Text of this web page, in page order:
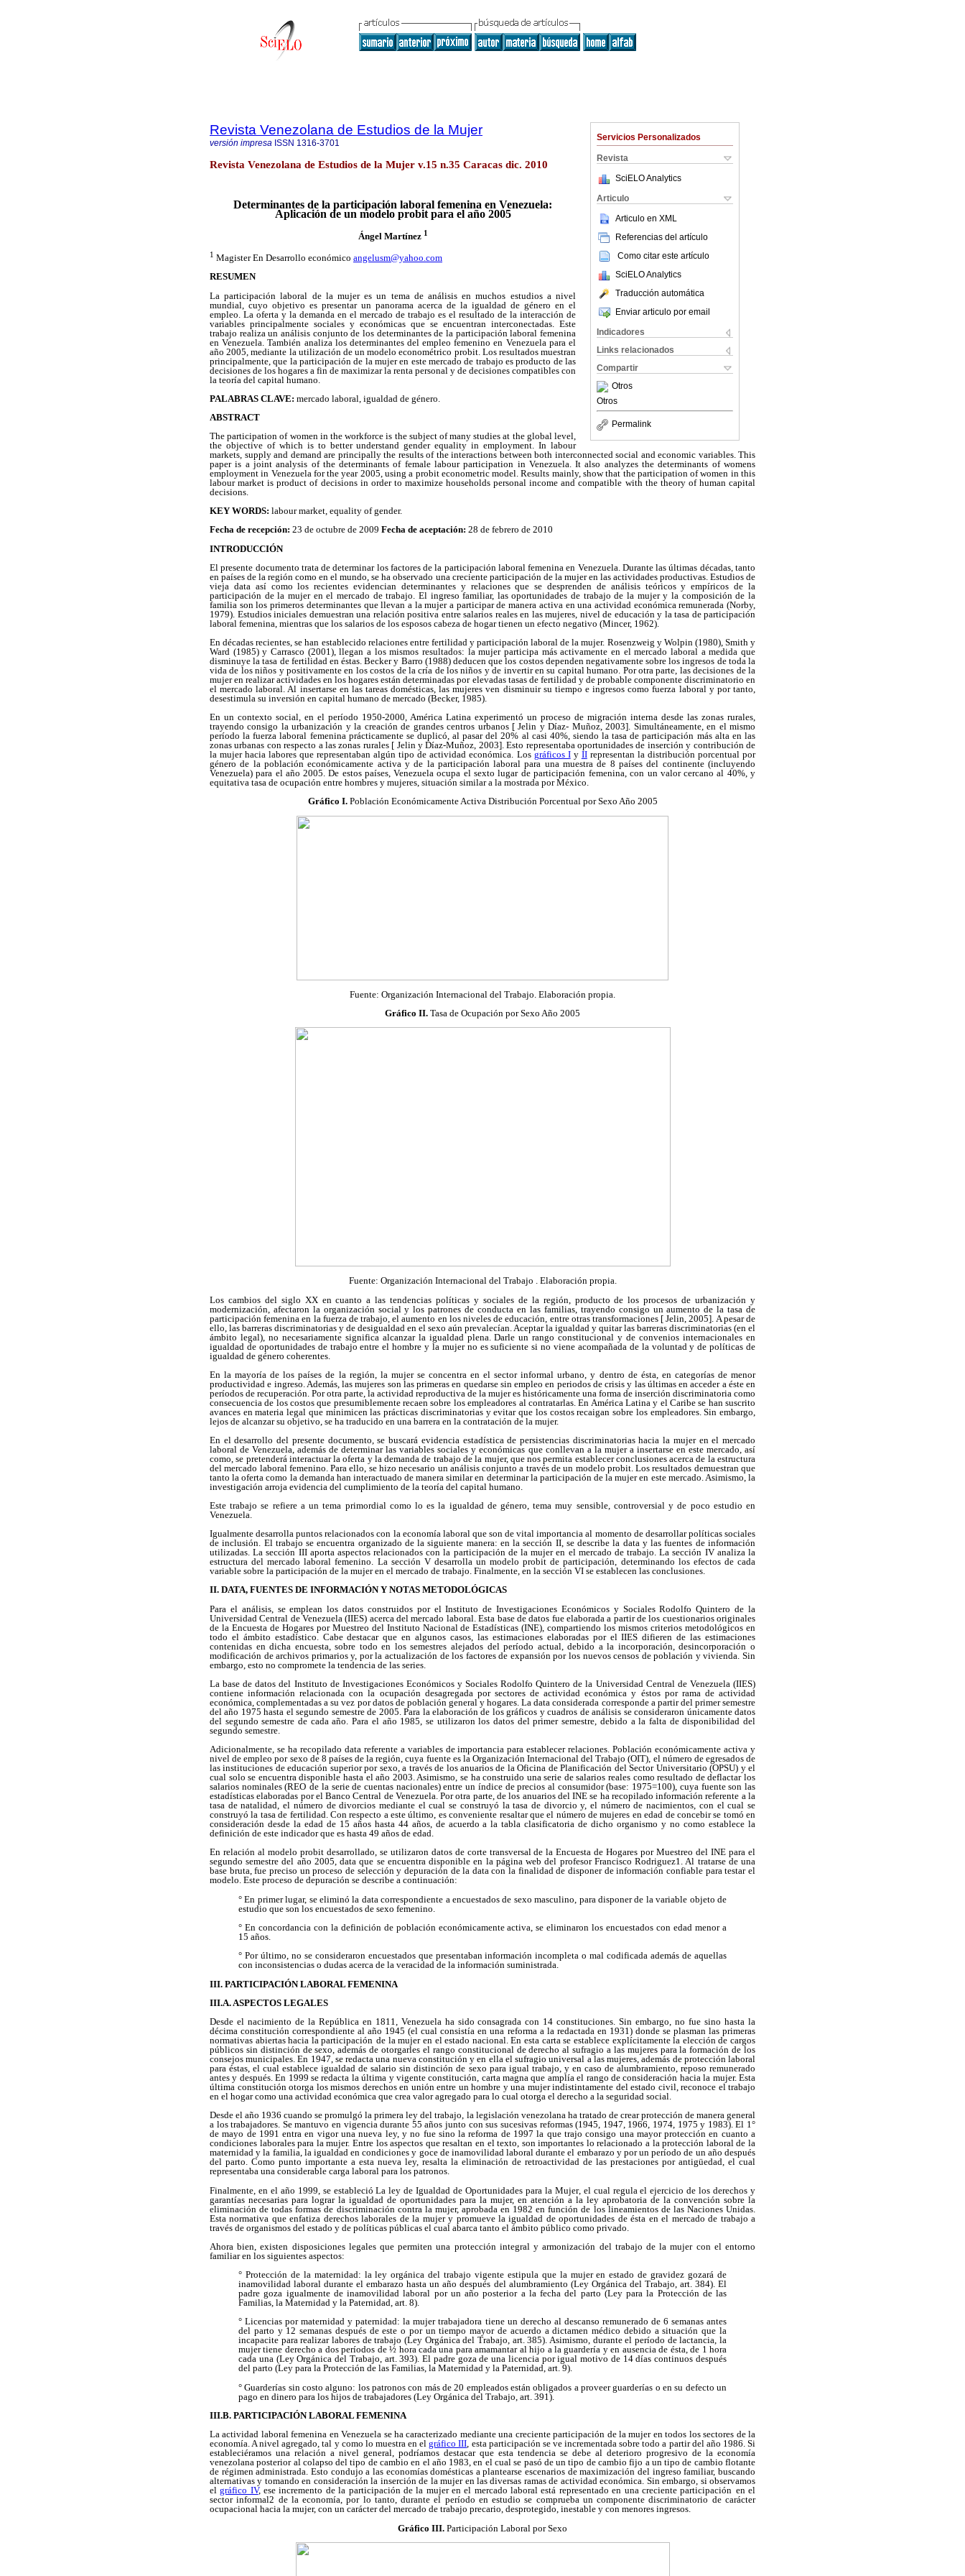
Servicios Personalizados
Revista
SciELO Analytics
Articulo
Articulo en XML
Referencias del artículo
Como citar este artículo
SciELO Analytics
Traducción automática
Enviar articulo por email
Indicadores
Links relacionados
Compartir
Otros
Otros
Permalink
Revista Venezolana de Estudios de la Mujer
versión impresa ISSN 1316-3701
Revista Venezolana de Estudios de la Mujer v.15 n.35 Caracas dic. 2010
Determinantes de la participación laboral femenina en Venezuela:
Aplicación de un modelo probit para el año 2005
Ángel Martínez 1
1 Magister En Desarrollo económico angelusm@yahoo.com
RESUMEN
La participación laboral de la mujer es un tema de análisis en muchos estudios a nivel
mundial, cuyo objetivo es presentar un panorama acerca de la igualdad de género en el
empleo. La oferta y la demanda en el mercado de trabajo es el resultado de la interacción de
variables principalmente sociales y económicas que se encuentran interconectadas. Este
trabajo realiza un análisis conjunto de los determinantes de la participación laboral femenina
en Venezuela. También analiza los determinantes del empleo femenino en Venezuela para el
año 2005, mediante la utilización de un modelo econométrico probit. Los resultados muestran
principalmente, que la participación de la mujer en este mercado de trabajo es producto de las
decisiones de los hogares a fin de maximizar la renta personal y de decisiones compatibles con
la teoría del capital humano.
PALABRAS CLAVE: mercado laboral, igualdad de género.
ABSTRACT
The participation of women in the workforce is the subject of many studies at the global level,
the objective of which is to better understand gender equality in employment. In labour
markets, supply and demand are principally the results of the interactions between both interconnected social and economic variables. This
paper is a joint analysis of the determinants of female labour participation in Venezuela. It also analyzes the determinants of womens
employment in Venezuela for the year 2005, using a probit econometric model. Results mainly, show that the participation of women in this
labour market is product of decisions in order to maximize households personal income and compatible with the theory of human capital
decisions.
KEY WORDS: labour market, equality of gender.
Fecha de recepción: 23 de octubre de 2009 Fecha de aceptación: 28 de febrero de 2010
INTRODUCCIÓN
El presente documento trata de determinar los factores de la participación laboral femenina en Venezuela. Durante las últimas décadas, tanto
en países de la región como en el mundo, se ha observado una creciente participación de la mujer en las actividades productivas. Estudios de
vieja data así como los recientes evidencian determinantes y relaciones que se desprenden de análisis teóricos y empíricos de la
participación de la mujer en el mercado de trabajo. El ingreso familiar, las oportunidades de trabajo de la mujer y la composición de la
familia son los primeros determinantes que llevan a la mujer a participar de manera activa en una actividad económica remunerada (Norby,
1979). Estudios iniciales demuestran una relación positiva entre salarios reales en las mujeres, nivel de educación y la tasa de participación
laboral femenina, mientras que los salarios de los esposos cabeza de hogar tienen un efecto negativo (Mincer, 1962).
En décadas recientes, se han establecido relaciones entre fertilidad y participación laboral de la mujer. Rosenzweig y Wolpin (1980), Smith y
Ward (1985) y Carrasco (2001), llegan a los mismos resultados: la mujer participa más activamente en el mercado laboral a medida que
disminuye la tasa de fertilidad en éstas. Becker y Barro (1988) deducen que los costos dependen negativamente sobre los ingresos de toda la
vida de los niños y positivamente en los costos de la cría de los niños y de invertir en su capital humano. Por otra parte, las decisiones de la
mujer en realizar actividades en los hogares están determinadas por elevadas tasas de fertilidad y de probable componente discriminatorio en
el mercado laboral. Al insertarse en las tareas domésticas, las mujeres ven disminuir su tiempo e ingresos como fuerza laboral y por tanto,
desestimula su inversión en capital humano de mercado (Becker, 1985).
En un contexto social, en el período 1950-2000, América Latina experimentó un proceso de migración interna desde las zonas rurales,
trayendo consigo la urbanización y la creación de grandes centros urbanos [ Jelin y Díaz- Muñoz, 2003]. Simultáneamente, en el mismo
período la fuerza laboral femenina prácticamente se duplicó, al pasar del 20% al casi 40%, siendo la tasa de participación más alta en las
zonas urbanas con respecto a las zonas rurales [ Jelin y Díaz-Muñoz, 2003]. Esto representaba oportunidades de inserción y contribución de
la mujer hacia labores que representaban algún tipo de actividad económica. Los gráficos Iy IIrepresentan la distribución porcentual por
género de la población económicamente activa y de la participación laboral para una muestra de 8 países del continente (incluyendo
Venezuela) para el año 2005. De estos países, Venezuela ocupa el sexto lugar de participación femenina, con un valor cercano al 40%, y
equitativa tasa de ocupación entre hombres y mujeres, situación similar a la mostrada por México.
Gráfico I.Población Económicamente Activa Distribución Porcentual por Sexo Año 2005
Fuente: Organización Internacional del Trabajo. Elaboración propia.
Gráfico II. Tasa de Ocupación por Sexo Año 2005
Fuente: Organización Internacional del Trabajo . Elaboración propia.
Los cambios del siglo XX en cuanto a las tendencias políticas y sociales de la región, producto de los procesos de urbanización y
modernización, afectaron la organización social y los patrones de conducta en las familias, trayendo consigo un aumento de la tasa de
participación femenina en la fuerza de trabajo, el aumento en los niveles de educación, entre otras transformaciones [ Jelin, 2005]. A pesar de
ello, las barreras discriminatorias y de desigualdad en el sexo aún prevalecían. Aceptar la igualdad y quitar las barreras discriminatorias (en el
ámbito legal), no necesariamente significa alcanzar la igualdad plena. Darle un rango constitucional y de convenios internacionales en
igualdad de oportunidades de trabajo entre el hombre y la mujer no es suficiente si no viene acompañada de la voluntad y de políticas de
igualdad de género coherentes.
En la mayoría de los países de la región, la mujer se concentra en el sector informal urbano, y dentro de ésta, en categorías de menor
productividad e ingreso. Además, las mujeres son las primeras en quedarse sin empleo en periodos de crisis y las últimas en acceder a éste en
períodos de recuperación. Por otra parte, la actividad reproductiva de la mujer es históricamente una forma de inserción discriminatoria como
consecuencia de los costos que presumiblemente recaen sobre los empleadores al contratarlas. En América Latina y el Caribe se han suscrito
avances en materia legal que minimicen las prácticas discriminatorias y evitar que los costos recaigan sobre los empleadores. Sin embargo,
lejos de alcanzar su objetivo, se ha traducido en una barrera en la contratación de la mujer.
En el desarrollo del presente documento, se buscará evidencia estadística de persistencias discriminatorias hacia la mujer en el mercado
laboral de Venezuela, además de determinar las variables sociales y económicas que conllevan a la mujer a insertarse en este mercado, así
como, se pretenderá interactuar la oferta y la demanda de trabajo de la mujer, que nos permita establecer conclusiones acerca de la estructura
del mercado laboral femenino. Para ello, se hizo necesario un análisis conjunto a través de un modelo probit. Los resultados demuestran que
tanto la oferta como la demanda han interactuado de manera similar en determinar la participación de la mujer en este mercado. Asimismo, la
investigación arroja evidencia del cumplimiento de la teoría del capital humano.
Este trabajo se refiere a un tema primordial como lo es la igualdad de género, tema muy sensible, controversial y de poco estudio en
Venezuela.
Igualmente desarrolla puntos relacionados con la economía laboral que son de vital importancia al momento de desarrollar políticas sociales
de inclusión. El trabajo se encuentra organizado de la siguiente manera: en la sección II, se describe la data y las fuentes de información
utilizadas. La sección III aporta aspectos relacionados con la participación de la mujer en el mercado de trabajo. La sección IV analiza la
estructura del mercado laboral femenino. La sección V desarrolla un modelo probit de participación, determinando los efectos de cada
variable sobre la participación de la mujer en el mercado de trabajo. Finalmente, en la sección VI se establecen las conclusiones.
II. DATA, FUENTES DE INFORMACIÓN Y NOTAS METODOLÓGICAS
Para el análisis, se emplean los datos construidos por el Instituto de Investigaciones Económicos y Sociales Rodolfo Quintero de la
Universidad Central de Venezuela (IIES) acerca del mercado laboral. Esta base de datos fue elaborada a partir de los cuestionarios originales
de la Encuesta de Hogares por Muestreo del Instituto Nacional de Estadísticas (INE), compartiendo los mismos criterios metodológicos en
todo el ámbito estadístico. Cabe destacar que en algunos casos, las estimaciones elaboradas por el IIES difieren de las estimaciones
contenidas en dicha encuesta, sobre todo en los semestres alejados del período actual, debido a la incorporación, desincorporación o
modificación de archivos primarios y, por la actualización de los factores de expansión por los nuevos censos de población y vivienda. Sin
embargo, esto no compromete la tendencia de las series.
La base de datos del Instituto de Investigaciones Económicos y Sociales Rodolfo Quintero de la Universidad Central de Venezuela (IIES)
contiene información relacionada con la ocupación desagregada por sectores de actividad económica y éstos por rama de actividad
económica, complementadas a su vez por datos de población general y hogares. La data considerada corresponde a partir del primer semestre
del año 1975 hasta el segundo semestre de 2005. Para la elaboración de los gráficos y cuadros de análisis se consideraron únicamente datos
del segundo semestre de cada año. Para el año 1985, se utilizaron los datos del primer semestre, debido a la falta de disponibilidad del
segundo semestre.
Adicionalmente, se ha recopilado data referente a variables de importancia para establecer relaciones. Población económicamente activa y
nivel de empleo por sexo de 8 países de la región, cuya fuente es la Organización Internacional del Trabajo (OIT), el número de egresados de
las instituciones de educación superior por sexo, a través de los anuarios de la Oficina de Planificación del Sector Universitario (OPSU) y el
cual solo se encuentra disponible hasta el año 2003. Asimismo, se ha construido una serie de salarios reales como resultado de deflactar los
salarios nominales (REO de la serie de cuentas nacionales) entre un índice de precios al consumidor (base: 1975=100), cuya fuente son las
estadísticas elaboradas por el Banco Central de Venezuela. Por otra parte, de los anuarios del INE se ha recopilado información referente a la
tasa de natalidad, el número de divorcios mediante el cual se construyó la tasa de divorcio y, el número de nacimientos, con el cual se
construyó la tasa de fertilidad. Con respecto a este último, es conveniente resaltar que el número de mujeres en edad de concebir se tomó en
consideración desde la edad de 15 años hasta 44 años, de acuerdo a la tabla clasificatoria de dicho organismo y no como establece la
definición de este indicador que es hasta 49 años de edad.
En relación al modelo probit desarrollado, se utilizaron datos de corte transversal de la Encuesta de Hogares por Muestreo del INE para el
segundo semestre del año 2005, data que se encuentra disponible en la página web del profesor Francisco Rodriguez1. Al tratarse de una
base bruta, fue preciso un proceso de selección y depuración de la data con la finalidad de disponer de información confiable para testar el
modelo. Este proceso de depuración se describe a continuación:
° En primer lugar, se eliminó la data correspondiente a encuestados de sexo masculino, para disponer de la variable objeto de
estudio que son los encuestados de sexo femenino.
° En concordancia con la definición de población económicamente activa, se eliminaron los encuestados con edad menor a
15 años.
° Por último, no se consideraron encuestados que presentaban información incompleta o mal codificada además de aquellas
con inconsistencias o dudas acerca de la veracidad de la información suministrada.
III. PARTICIPACIÓN LABORAL FEMENINA
III.A. ASPECTOS LEGALES
Desde el nacimiento de la República en 1811, Venezuela ha sido consagrada con 14 constituciones. Sin embargo, no fue sino hasta la
décima constitución correspondiente al año 1945 (el cual consistía en una reforma a la redactada en 1931) donde se plasman las primeras
normativas abiertas hacia la participación de la mujer en el estado nacional. En esta carta se establece explícitamente la elección de cargos
públicos sin distinción de sexo, además de otorgarles el rango constitucional de derecho al sufragio a las mujeres para la formación de los
consejos municipales. En 1947, se redacta una nueva constitución y en ella el sufragio universal a las mujeres, además de protección laboral
para éstas, el cual establece igualdad de salario sin distinción de sexo para igual trabajo, y en caso de alumbramiento, reposo remunerado
antes y después. En 1999 se redacta la última y vigente constitución, carta magna que amplía el rango de consideración hacia la mujer. Esta
última constitución otorga los mismos derechos en unión entre un hombre y una mujer indistintamente del estado civil, reconoce el trabajo
en el hogar como una actividad económica que crea valor agregado para lo cual otorga el derecho a la seguridad social.
Desde el año 1936 cuando se promulgó la primera ley del trabajo, la legislación venezolana ha tratado de crear protección de manera general
a los trabajadores. Se mantuvo en vigencia durante 55 años junto con sus sucesivas reformas (1945, 1947, 1966, 1974, 1975 y 1983). El 1°
de mayo de 1991 entra en vigor una nueva ley, y no fue sino la reforma de 1997 la que trajo consigo una mayor protección en cuanto a
condiciones laborales para la mujer. Entre los aspectos que resaltan en el texto, son importantes lo relacionado a la protección laboral de la
maternidad y la familia, la igualdad en condiciones y goce de inamovilidad laboral durante el embarazo y por un período de un año después
del parto. Como punto importante a esta nueva ley, resalta la eliminación de retroactividad de las prestaciones por antigüedad, el cual
representaba una considerable carga laboral para los patronos.
Finalmente, en el año 1999, se estableció La ley de Igualdad de Oportunidades para la Mujer, el cual regula el ejercicio de los derechos y
garantías necesarias para lograr la igualdad de oportunidades para la mujer, en atención a la ley aprobatoria de la convención sobre la
eliminación de todas formas de discriminación contra la mujer, aprobada en 1982 en función de los lineamientos de las Naciones Unidas.
Esta normativa que enfatiza derechos laborales de la mujer y promueve la igualdad de oportunidades de ésta en el mercado de trabajo a
través de organismos del estado y de políticas públicas el cual abarca tanto el ámbito público como privado.
Ahora bien, existen disposiciones legales que permiten una protección integral y armonización del trabajo de la mujer con el entorno
familiar en los siguientes aspectos:
° Protección de la maternidad: la ley orgánica del trabajo vigente estipula que la mujer en estado de gravidez gozará de
inamovilidad laboral durante el embarazo hasta un año después del alumbramiento (Ley Orgánica del Trabajo, art. 384). El
padre goza igualmente de inamovilidad laboral por un año posterior a la fecha del parto (Ley para la Protección de las
Familias, la Maternidad y la Paternidad, art. 8).
° Licencias por maternidad y paternidad: la mujer trabajadora tiene un derecho al descanso remunerado de 6 semanas antes
del parto y 12 semanas después de este o por un tiempo mayor de acuerdo a dictamen médico debido a situación que la
incapacite para realizar labores de trabajo (Ley Orgánica del Trabajo, art. 385). Asimismo, durante el período de lactancia, la
mujer tiene derecho a dos períodos de ½ hora cada una para amamantar al hijo a la guardería y en ausencia de ésta, de 1 hora
cada una (Ley Orgánica del Trabajo, art. 393). El padre goza de una licencia por igual motivo de 14 días continuos después
del parto (Ley para la Protección de las Familias, la Maternidad y la Paternidad, art. 9).
° Guarderías sin costo alguno: los patronos con más de 20 empleados están obligados a proveer guarderías o en su defecto un
pago en dinero para los hijos de trabajadores (Ley Orgánica del Trabajo, art. 391).
III.B. PARTICIPACIÓN LABORAL FEMENINA
La actividad laboral femenina en Venezuela se ha caracterizado mediante una creciente participación de la mujer en todos los sectores de la
economía. A nivel agregado, tal y como lo muestra en elgráfico III, esta participación se ve incrementada sobre todo a partir del año 1986. Si
estableciéramos una relación a nivel general, podríamos destacar que esta tendencia se debe al deterioro progresivo de la economía
venezolana posterior al colapso del tipo de cambio en el año 1983, en el cual se pasó de un tipo de cambio fijo a un tipo de cambio flotante
de régimen administrada. Esto condujo a las economías domésticas a plantearse escenarios de maximización del ingreso familiar, buscando
alternativas y tomando en consideración la inserción de la mujer en las diversas ramas de actividad económica. Sin embargo, si observamos
elgráfico IV, ese incremento de la participación de la mujer en el mercado laboral está representado en una creciente participación en el
sector informal2 de la economía, por lo tanto, durante el período en estudio se comprueba un componente discriminatorio de carácter
ocupacional hacia la mujer, con un carácter del mercado de trabajo precario, desprotegido, inestable y con menores ingresos.
Gráfico III. Participación Laboral por Sexo